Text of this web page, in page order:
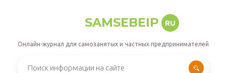
SAMSEBEIP RU
Онлайн-журнал для самозанятых и частных предпринимателей